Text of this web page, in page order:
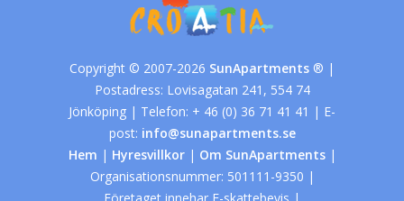
Copyright © 2007-2026 SunApartments ® |
Postadress: Lovisagatan 241, 554 74
Jönköping | Telefon: + 46 (0) 36 71 41 41 | E-
post: info@sunapartments.se
Hem | Hyresvillkor| Om SunApartments|
Organisationsnummer: 501111-9350 |
Företaget innehar F-skattebevis |